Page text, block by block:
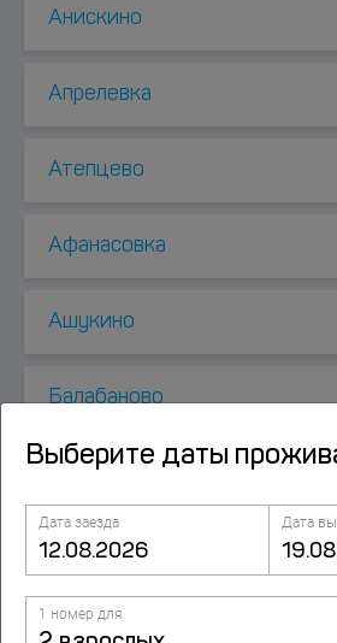
Анискино
Апрелевка
Атепцево
Афанасовка
Ашукино
Балабаново
Балашиха
Барвиха
Выберите даты
Дата заезда Дата
1 номер для